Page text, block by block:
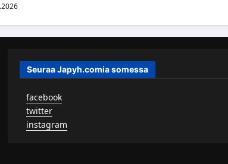
Seuraa Japyh.comia somessa
▹facebook
▹twitter
instagram